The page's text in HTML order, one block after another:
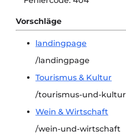
Vorschläge
landingpage
/landingpage
Tourismus & Kultur
/tourismus-und-kultur
Wein & Wirtschaft
/wein-und-wirtschaft